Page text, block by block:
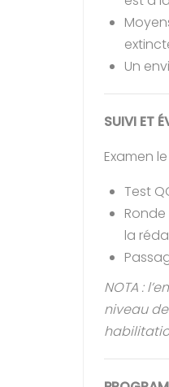
Un
SUIVI ET
Examen
Test
la
NOTA :
niveau